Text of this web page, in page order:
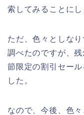
索してみることにし
ただ、色々としな
調べたのですが、
節限定の割引セー
した。
なので、今後、色